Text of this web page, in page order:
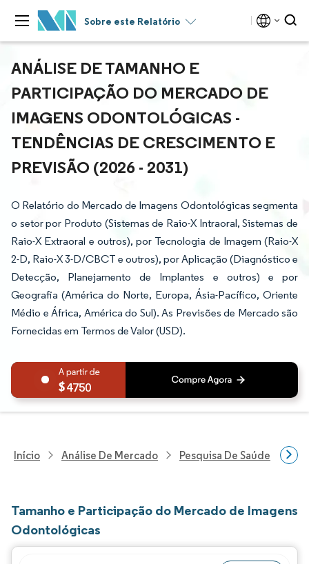
Sobre este Relatório
ANÁLISE DE TAMANHO E
PARTICIPAÇÃO DO MERCADO DE
IMAGENS ODONTOLÓGICAS -
TENDÊNCIAS DE CRESCIMENTO E
PREVISÃO (2026 - 2031)
O Relatório do Mercado de Imagens Odontológicas segmenta
o setor por Produto (Sistemas de Raio-X Intraoral, Sistemas de
Raio-X Extraoral e outros), por Tecnologia de Imagem (Raio-X
2-D, Raio-X 3-D/CBCT e outros), por Aplicação (Diagnóstico e
Detecção, Planejamento de Implantes e outros) e por
Geografia (América do Norte, Europa, Ásia-Pacífico, Oriente
Médio e África, América do Sul). As Previsões de Mercado são
Fornecidas em Termos de Valor (USD).
4750
Início Análise De Mercado Pesquisa De Saúde
Tamanho e Participação do Mercado de Imagens
Odontológicas